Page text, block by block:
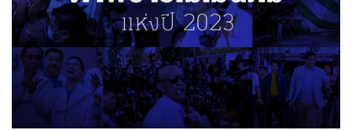
ค้นหา
SHARE TWEET LINE EMAIL